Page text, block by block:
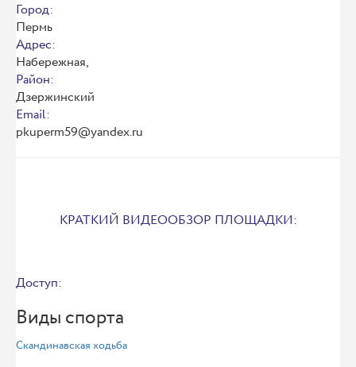
Город:
Пермь
Адрес:
Набережная,
Район:
Дзержинский
Email:
pkuperm59@yandex.ru
КРАТКИЙ ВИДЕООБЗОР ПЛОЩАДКИ:
Доступ:
Виды спорта
Скандинавская ходьба